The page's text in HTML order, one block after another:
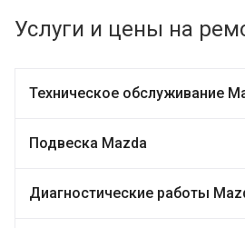
Услуги и цены на
Техническое обслуживание
Подвеска Mazda
Диагностические работы